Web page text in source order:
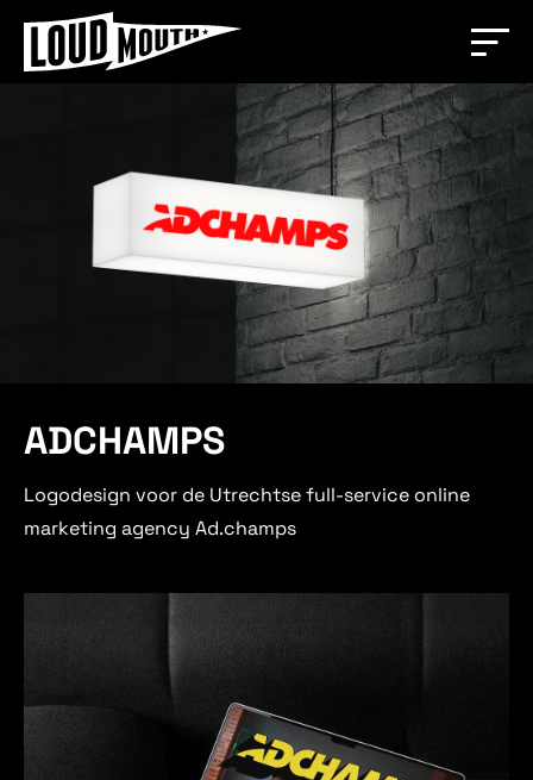
ADCHAMPS
Logodesign voor de Utrechtse full-service online
marketing agency Ad.champs